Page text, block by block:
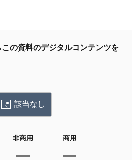
この資料のデジタルコンテンツを
該当なし
非商用 商用